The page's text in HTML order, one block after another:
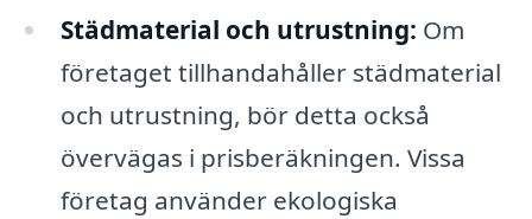
Städmaterial och utrustning: Om
företaget tillhandahåller städmaterial
och utrustning, bör detta också
övervägas i prisberäkningen. Vissa
företag använder ekologiska